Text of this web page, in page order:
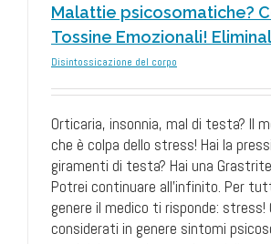
Malattie psicosomatiche?
Tossine Emozionali!
Disintossicazione del corpo
Orticaria, insonnia, mal di testa? Il
che è colpa dello stress! Hai la
giramenti di testa? Hai una
Potrei continuare all'infinito. Per
genere il medico ti risponde: stress!
considerati in genere sintomi